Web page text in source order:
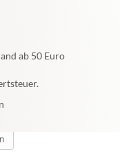
ab 50 Euro